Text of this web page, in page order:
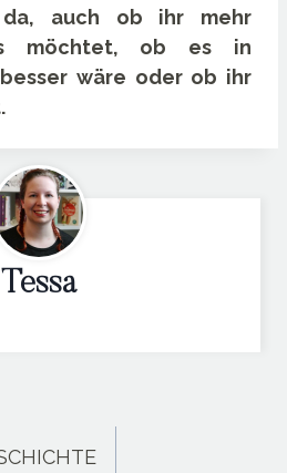
da, auch ob ihr mehr
möchtet, ob es in
wäre oder ob ihr
Tessa